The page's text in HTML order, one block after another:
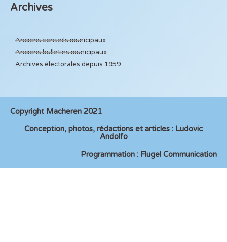
Archives
Anciens conseils municipaux
Anciens bulletins municipaux
Archives électorales depuis 1959
Copyright Macheren 2021
Conception, photos, rédactions et articles : Ludovic
Andolfo
Programmation : Flugel Communication